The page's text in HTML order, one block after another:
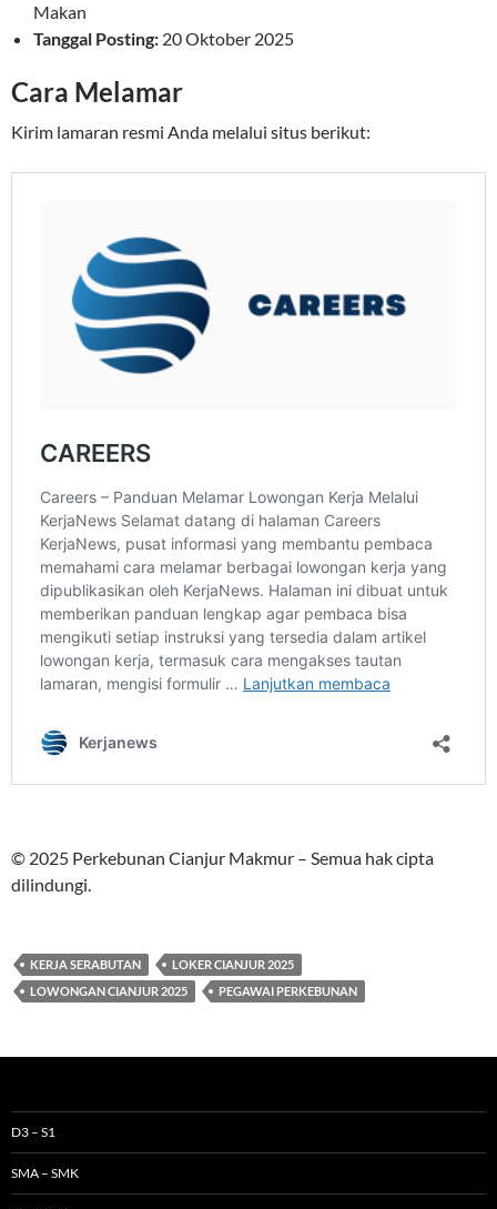
Makan
Tanggal Posting: 20 Oktober 2025
Cara Melamar
Kirim lamaran resmi Anda melalui situs berikut:
© 2025 Perkebunan Cianjur Makmur – Semua hak cipta
dilindungi.
KERJA SERABUTAN
LOKER CIANJUR 2025
LOWONGAN CIANJUR 2025
PEGAWAI PERKEBUNAN
D3 – S1
SMA – SMK